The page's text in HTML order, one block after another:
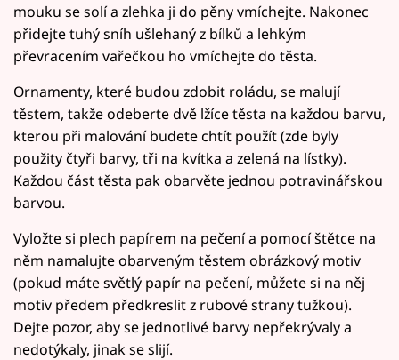
mouku se solí a zlehka ji do pěny vmíchejte. Nakonec
přidejte tuhý sníh ušlehaný z bílků a lehkým
převracením vařečkou ho vmíchejte do těsta.
Ornamenty, které budou zdobit roládu, se malují
těstem, takže odeberte dvě lžíce těsta na každou barvu,
kterou při malování budete chtít použít (zde byly
použity čtyři barvy, tři na kvítka a zelená na lístky).
Každou část těsta pak obarvěte jednou potravinářskou
barvou.
Vyložte si plech papírem na pečení a pomocí štětce na
něm namalujte obarveným těstem obrázkový motiv
(pokud máte světlý papír na pečení, můžete si na něj
motiv předem předkreslit z rubové strany tužkou).
Dejte pozor, aby se jednotlivé barvy nepřekrývaly a
nedotýkaly, jinak se slijí.